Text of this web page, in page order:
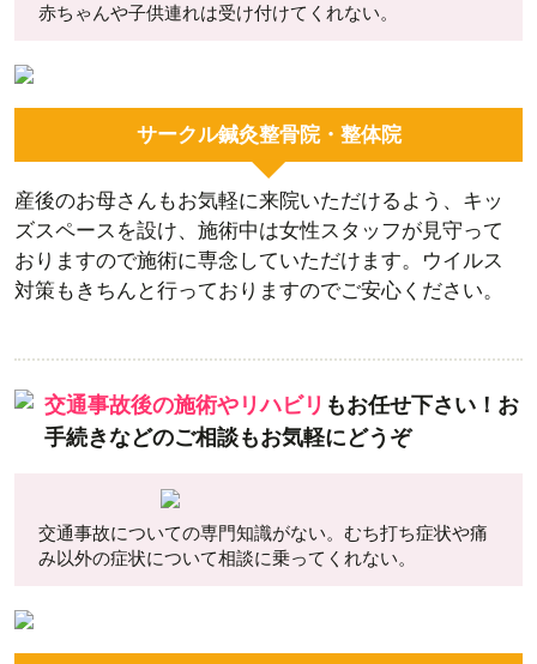
赤ちゃんや子供連れは受け付けてくれない。
サークル鍼灸整骨院・整体院
産後のお母さんもお気軽に来院いただけるよう、キッ
ズスペースを設け、施術中は女性スタッフが見守って
おりますので施術に専念していただけます。ウイルス
対策もきちんと行っておりますのでご安心ください。
交通事故後の施術やリハビリ もお任せ下さい！ お
手続きなどのご相談もお気軽にどうぞ
交通事故についての専門知識がない。むち打ち症状や痛
み以外の症状について相談に乗ってくれない。